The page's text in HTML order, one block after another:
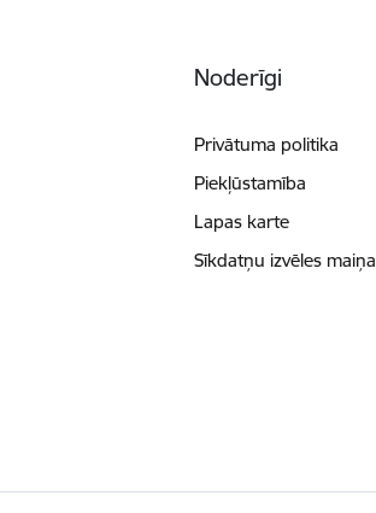
Noderīgi
Privātuma politika
Piekļūstamība
Lapas karte
Sīkdatņu izvēles maiņa